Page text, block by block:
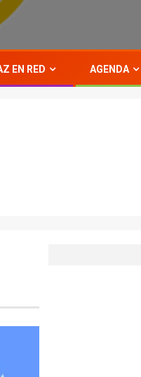
EN RED AGENDA